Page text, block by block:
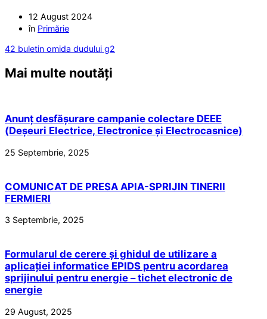
12 August 2024
în Primărie
42 buletin omida dudului g2
Mai multe noutăți
Anunț desfășurare campanie colectare DEEE
(Deșeuri Electrice, Electronice și Electrocasnice)
25 Septembrie, 2025
COMUNICAT DE PRESA APIA-SPRIJIN TINERII
FERMIERI
3 Septembrie, 2025
Formularul de cerere și ghidul de utilizare a
aplicației informatice EPIDS pentru acordarea
sprijinului pentru energie – tichet electronic de
energie
29 August, 2025